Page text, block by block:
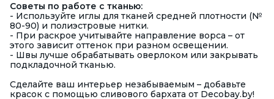
Советы по работе с тканью:
- Используйте иглы для тканей средней плотности (№
80-90) и полиэстровые нитки.
- При раскрое учитывайте направление ворса – от
этого зависит оттенок при разном освещении.
- Швы лучше обрабатывать оверлоком или закрывать
подкладочной тканью.
Сделайте ваш интерьер незабываемым – добавьте
красок с помощью сливового бархата от Decobay.by!